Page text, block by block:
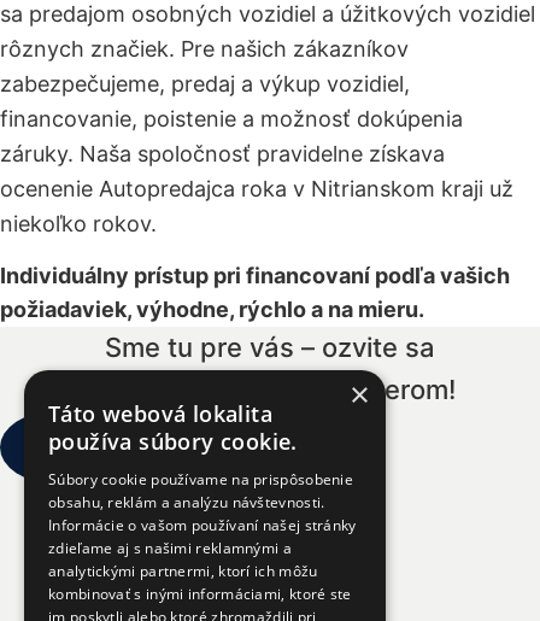
sa predajom osobných vozidiel a úžitkových vozidiel
rôznych značiek. Pre našich zákazníkov
zabezpečujeme, predaj a výkup vozidiel,
financovanie, poistenie a možnosť dokúpenia
záruky. Naša spoločnosť pravidelne získava
ocenenie Autopredajca roka v Nitrianskom kraji už
niekoľko rokov.
Individuálny prístup pri financovaní podľa vašich
požiadaviek, výhodne, rýchlo a na mieru.
Sme tu pre vás – ozvite sa
a pomôžeme Vám s výberom!
+421 918 412 186
+421 918 750 005
×
Táto webová lokalita
používa súbory cookie.
Súbory cookie používame na prispôsobenie
obsahu, reklám a analýzu návštevnosti.
Informácie o vašom používaní našej stránky
zdieľame aj s našimi reklamnými a
analytickými partnermi, ktorí ich môžu
kombinovať s inými informáciami, ktoré ste
im poskytli alebo ktoré zhromaždili pri